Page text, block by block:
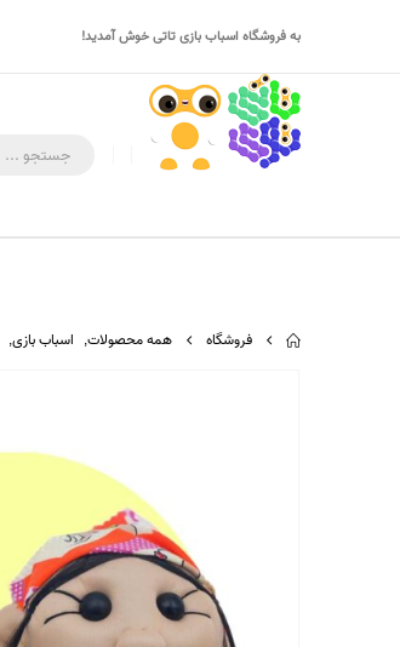
به فروشگاه اسباب بازی تاتی خوش آمدید!
فروشگاه همه محصولات, اسباب بازی,